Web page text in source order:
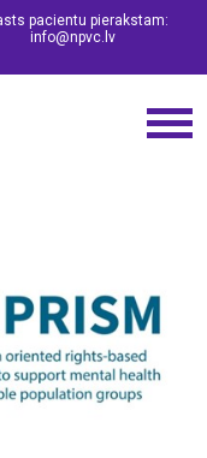
pacientu pierakstam:
info@npvc.lv